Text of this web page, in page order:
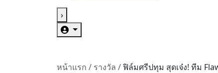
›
หน้าแรก / รางวัล /ฟิล์มศรีปทุม สุดเจ๋ง! ทีม